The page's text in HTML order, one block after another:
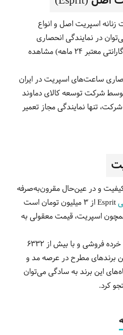
اسپریت اصل و انواع
در نمایندگی انحصاری
ساعت Esprit، الیت آنلاین (با گارانتی معتبر 24 ماهه) مشاهده
ساعت‌های اسپریت در ایران
است که توسط شرکت توسعه کالای دماوند
تنها نمایندگی مجاز تعمیر
و در عین‌حال مقرون‌به‌صرفه
Esprit از 3 میلیون تومان است
اسپریت، قیمت معقولی به
هم‌اکنون اسپریت با 761 مغازه خرده فروشی و با بیش از 6332
برندهای مطرح در عرصه مد و
این برند به سادگی می‌توان
کرد.